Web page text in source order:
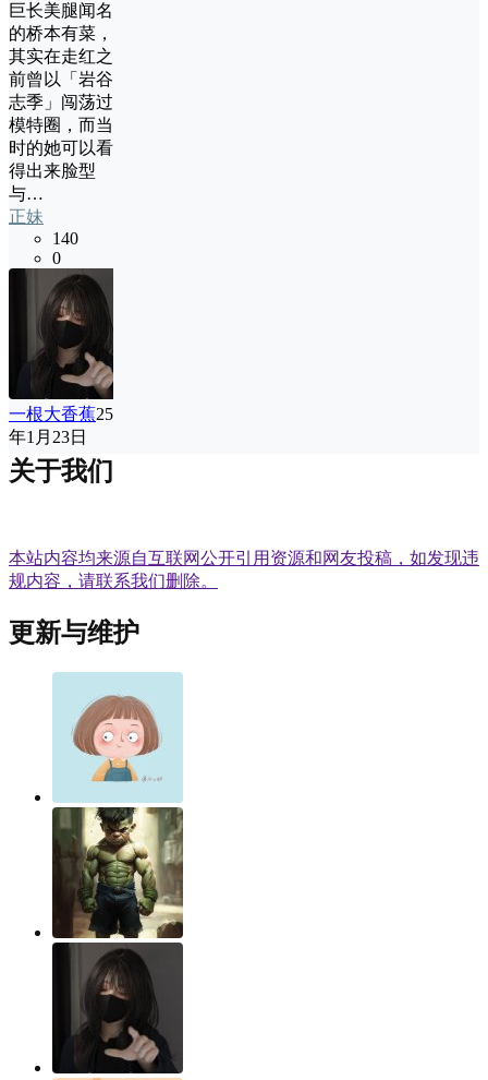
巨长美腿闻名
的桥本有菜，
其实在走红之
前曾以「岩谷
志季」闯荡过
模特圈，而当
时的她可以看
得出来脸型
与…
正妹
140
0
一根大香蕉25
年1月23日
关于我们
本站内容均来源自互联网公开引用资源和网友投稿，如发现违
规内容，请联系我们删除。
更新与维护